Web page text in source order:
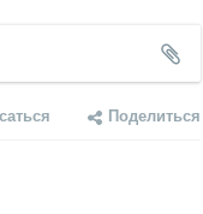
Поделиться